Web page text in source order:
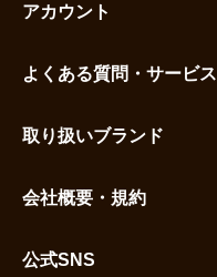
アカウント
お気に入りを見る
よくある質問・サービス
ご利用ガイド
配送・送料について
取り扱いブランド
セイコー
会社概要・規約
公式SNS